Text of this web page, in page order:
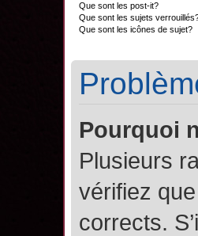
Que sont les post-it?
Que sont les sujets
Que sont les icônes de sujet?
Pourquoi
Plusieurs
vérifiez
corrects.